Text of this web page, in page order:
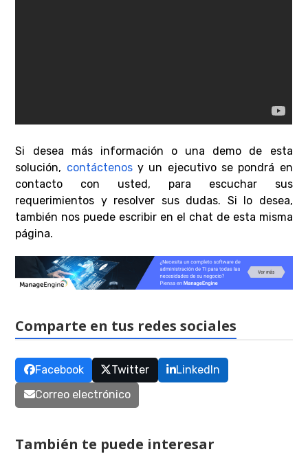
Si desea más información o una demo de esta
solución, contáctenosy un ejecutivo se pondrá en
contacto con usted, para escuchar sus
requerimientos y resolver sus dudas. Si lo desea,
también nos puede escribir en el chat de esta misma
página.
Comparte en tus redes sociales
Facebook Twitter
LinkedIn
Correo electrónico
También te puede interesar